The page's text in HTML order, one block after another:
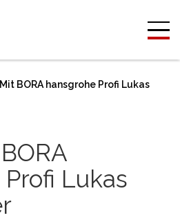
Mit BORA hansgrohe Profi Lukas
Lukas